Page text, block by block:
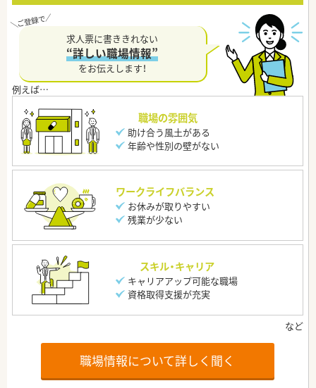
求人票に書ききれない
“詳しい職場情報”
をお伝えします！
職場の雰囲気
助け合う風土がある
年齢や性別の壁がない
ワークライフバランス
お休みが取りやすい
残業が少ない
スキル・キャリア
キャリアアップ可能な職場
資格取得支援が充実
職場情報について詳しく聞く